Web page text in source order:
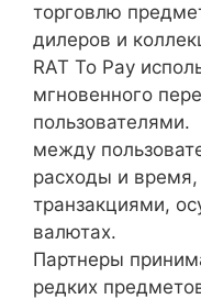
торговлю
дилеров и
RAT To Pay
мгновенного
пользователями.
между
расходы и
транзакциями,
валютах.
Партнеры
редких